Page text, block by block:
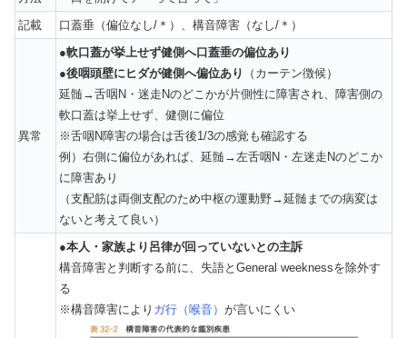
記載
口蓋垂（偏位なし/＊）、構音障害（なし/＊）
異常
●軟口蓋が挙上せず健側へ口蓋垂の偏位あり
●後咽頭壁にヒダが健側へ偏位あり
（カーテン徴候）
延髄→舌咽N・迷走Nのどこかが片側性に障害され、障害側の
軟口蓋は挙上せず、健側に偏位
※舌咽N障害の場合は舌後1/3の感覚も確認する
例）右側に偏位があれば、延髄→左舌咽N・左迷走Nのどこか
に障害あり
（支配筋は両側支配のため中枢の運動野→延髄までの病変は
ないと考えて良い）
●本人・家族より呂律が回っていないとの主訴
構音障害と判断する前に、失語とGeneral weeknessを除外す
る
※構音障害により ガ行（喉音） が言いにくい